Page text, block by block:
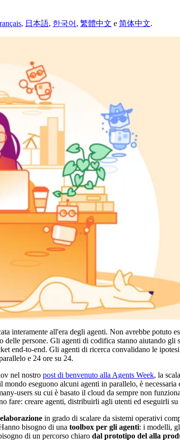
, 日本語, 한국어 , 繁體中文 e 简体中文.
interamente all'era degli agenti. Non avrebbe potuto
persone. Gli agenti di codifica stanno aiutando gli
end-to-end. Gli agenti di ricerca convalidano le
e 24 ore su 24.
nel nostro post di benvenuto alla Agents Week, la
eseguono alcuni agenti in parallelo, è necessaria
users su cui è basato il cloud da sempre non
fare: creare agenti, distribuirli agli utenti ed eseguirli su
elaborazione in grado di scalare da sistemi operativi
bisogno di una toolbox per gli agenti: i modelli,
di un percorso chiaro dal prototipo del alla